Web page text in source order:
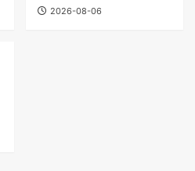
2026-08-06